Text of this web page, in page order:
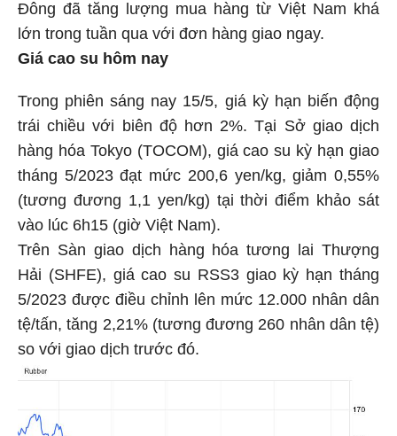
Đông đã tăng lượng mua hàng từ Việt Nam khá
lớn trong tuần qua với đơn hàng giao ngay.
Giá cao su hôm nay
Trong phiên sáng nay 15/5, giá kỳ hạn biến động
trái chiều với biên độ hơn 2%. Tại Sở giao dịch
hàng hóa Tokyo (TOCOM), giá cao su kỳ hạn giao
tháng 5/2023 đạt mức 200,6 yen/kg, giảm 0,55%
(tương đương 1,1 yen/kg) tại thời điểm khảo sát
vào lúc 6h15 (giờ Việt Nam).
Trên Sàn giao dịch hàng hóa tương lai Thượng
Hải (SHFE), giá cao su RSS3 giao kỳ hạn tháng
5/2023 được điều chỉnh lên mức 12.000 nhân dân
tệ/tấn, tăng 2,21% (tương đương 260 nhân dân tệ)
so với giao dịch trước đó.